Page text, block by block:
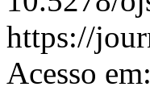
https://
Acesso